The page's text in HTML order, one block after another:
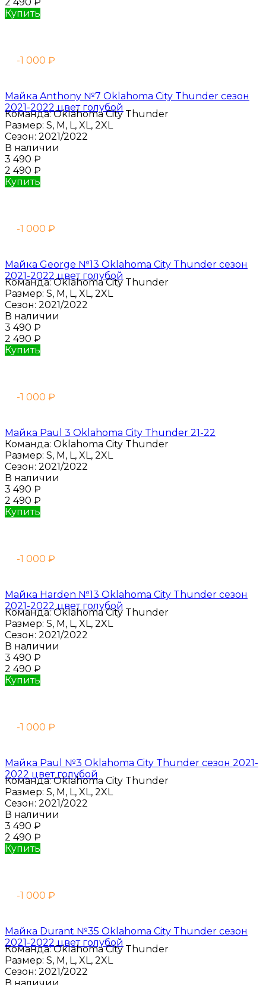
Купить
-1 000 ₽
Майка Anthony №7 Oklahoma City Thunder сезон
2021-2022 цвет голубой
Команда:Oklahoma City Thunder
Размер: S, M, L, XL, 2XL
Сезон: 2021/2022
В наличии
3 490 ₽
2 490 ₽
Купить
-1 000 ₽
Майка George №13 Oklahoma City Thunder сезон
2021-2022 цвет голубой
Команда:Oklahoma City Thunder
Размер: S, M, L, XL, 2XL
Сезон: 2021/2022
В наличии
3 490 ₽
2 490 ₽
Купить
-1 000 ₽
Майка Paul 3 Oklahoma City Thunder 21-22
Команда: Oklahoma City Thunder
Размер: S, M, L, XL, 2XL
Сезон: 2021/2022
В наличии
3 490 ₽
2 490 ₽
Купить
-1 000 ₽
Майка Harden №13 Oklahoma City Thunder сезон
2021-2022 цвет голубой
Команда:Oklahoma City Thunder
Размер: S, M, L, XL, 2XL
Сезон: 2021/2022
В наличии
3 490 ₽
2 490 ₽
Купить
-1 000 ₽
Майка Paul №3 Oklahoma City Thunder сезон 2021-
2022 цвет голубой
Команда:Oklahoma City Thunder
Размер: S, M, L, XL, 2XL
Сезон: 2021/2022
В наличии
3 490 ₽
2 490 ₽
Купить
-1 000 ₽
Майка Durant №35 Oklahoma City Thunder сезон
2021-2022 цвет голубой
Команда:Oklahoma City Thunder
Размер: S, M, L, XL, 2XL
Сезон: 2021/2022